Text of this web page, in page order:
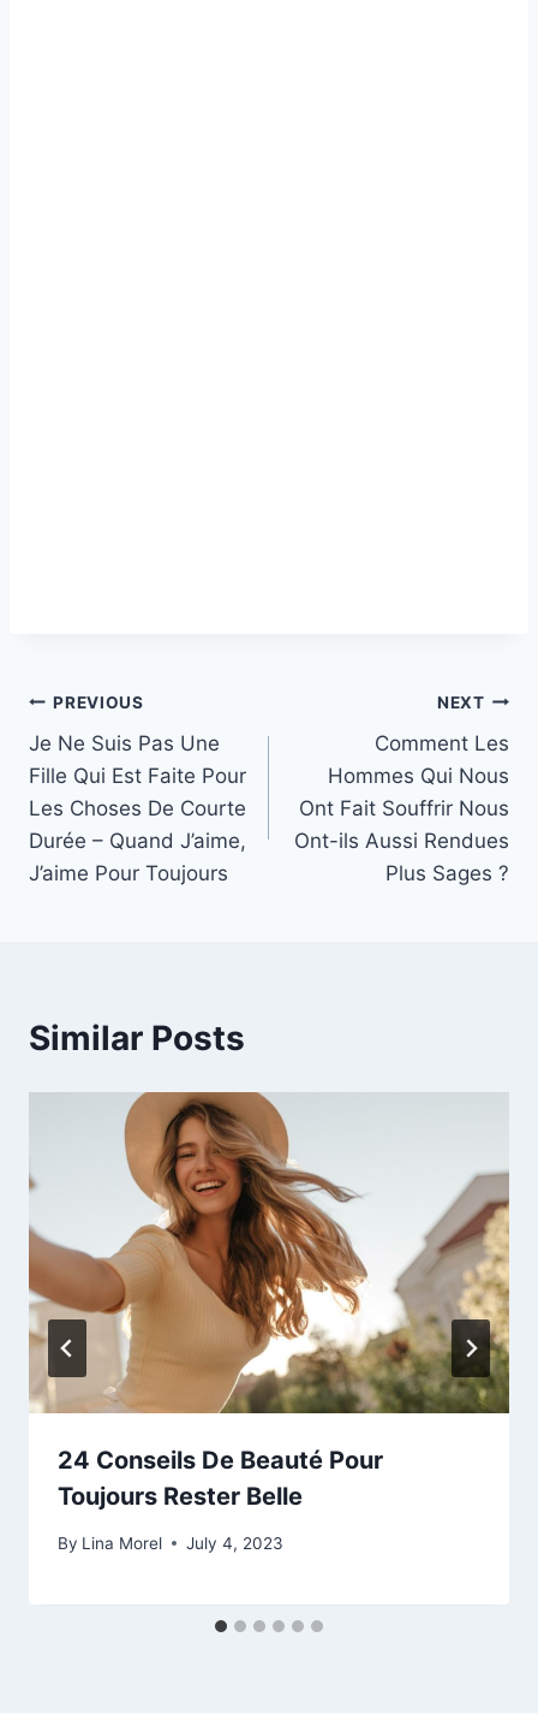
Post
navigation
PREVIOUS
Je Ne Suis Pas Une
Fille Qui Est Faite Pour
Les Choses De Courte
Durée – Quand J’aime,
J’aime Pour Toujours
NEXT
Comment Les
Hommes Qui Nous
Ont Fait Souffrir Nous
Ont-ils Aussi Rendues
Plus Sages ?
Similar Posts
24 Conseils De Beauté Pour
Toujours Rester Belle
By Lina Morel July 4, 2023